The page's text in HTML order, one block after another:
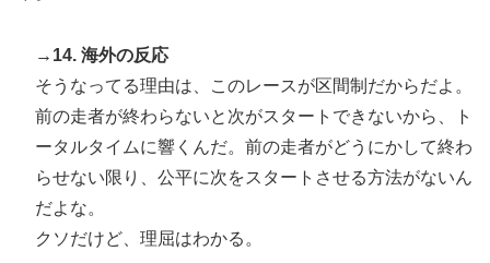
→14. 海外の反応
そうなってる理由は、このレースが区間制だからだよ。
前の走者が終わらないと次がスタートできないから、ト
ータルタイムに響くんだ。前の走者がどうにかして終わ
らせない限り、公平に次をスタートさせる方法がないん
だよな。
クソだけど、理屈はわかる。